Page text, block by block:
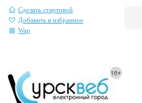
Сделать стартовой
Добавить в избранное
Wap